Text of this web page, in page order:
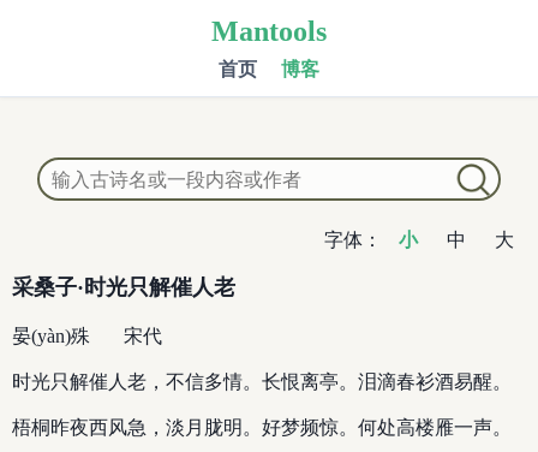
Mantools
首页 博客
字体： 小 中 大
采桑子·时光只解催人老
晏(yàn)殊 宋代
时光只解催人老，不信多情。长恨离亭。泪滴春衫酒易醒。
梧桐昨夜西风急，淡月胧明。好梦频惊。何处高楼雁一声。